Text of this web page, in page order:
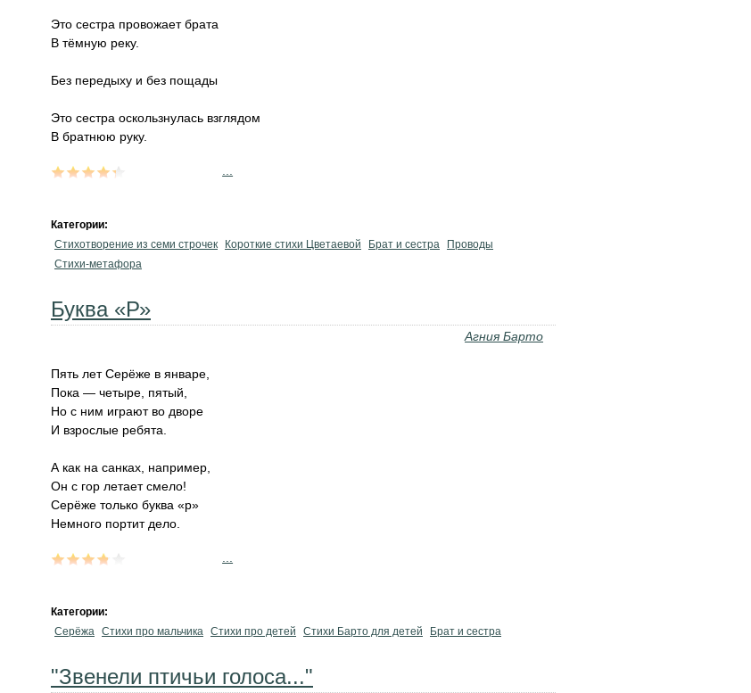
Это сестра провожает брата
В тёмную реку.
Без передыху и без пощады
Это сестра оскользнулась взглядом
В братнюю руку.
Категории:
Стихотворение из семи строчек
Короткие стихи Цветаевой Брат и сестра
Проводы
Стихи-метафора
Буква «Р»
Агния Барто
Пять лет Серёже в январе,
Пока — четыре, пятый,
Но с ним играют во дворе
И взрослые ребята.
А как на санках, например,
Он с гор летает смело!
Серёже только буква «р»
Немного портит дело.
Категории:
Серёжа Стихи про мальчика Стихи про детей Стихи Барто для детей Брат и сестра
"Звенели птичьи голоса..."